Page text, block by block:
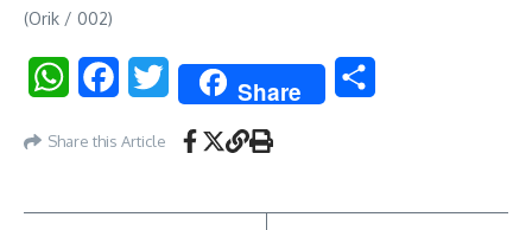
(Orik / 002)
WhatsAppFacebookTwitter Share
Share this Article